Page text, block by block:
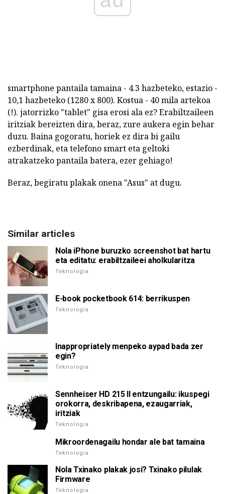
smartphone pantaila tamaina - 4.3 hazbeteko, estazio -
10,1 hazbeteko (1280 x 800). Kostua - 40 mila artekoa
(!). jatorrizko "tablet" gisa erosi ala ez? Erabiltzaileen
iritziak bereizten dira, beraz, zure aukera egin behar
duzu. Baina gogoratu, horiek ez dira bi gailu
ezberdinak, eta telefono smart eta geltoki
atrakatzeko pantaila batera, ezer gehiago!
Beraz, begiratu plakak onena "Asus" at dugu.
Similar articles
Nola iPhone buruzko screenshot bat hartu
eta editatu: erabiltzaileei aholkularitza
Teknologia
E-book pocketbook 614: berrikuspen
Teknologia
Inappropriately menpeko aypad bada zer
egin?
Teknologia
Sennheiser HD 215 II entzungailu: ikuspegi
orokorra, deskribapena, ezaugarriak,
iritziak
Teknologia
Mikroordenagailu hondar ale bat tamaina
Teknologia
Nola Txinako plakak josi? Txinako pilulak
Firmware
Teknologia